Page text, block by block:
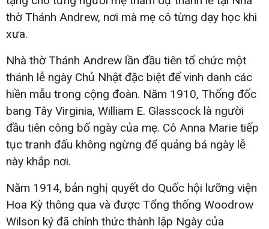
thờ Thánh Andrew, nơi mà mẹ cô từng dạy học khi
xưa.
Nhà thờ Thánh Andrew lần đầu tiên tổ chức một
thánh lễ ngày Chủ Nhật đặc biệt để vinh danh các
hiền mẫu trong cộng đoàn. Năm 1910, Thống đốc
bang Tây Virginia, William E. Glasscock là người
đầu tiên công bố ngày của mẹ. Cô Anna Marie tiếp
tục tranh đấu không ngừng để quảng bá ngày lễ
này khắp nơi.
Năm 1914, bản nghị quyết do Quốc hội lưỡng viện
Hoa Kỳ thông qua và được Tổng thống Woodrow
Wilson ký đã chính thức thành lập Ngày của